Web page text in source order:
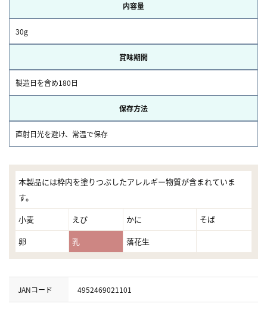
内容量
30g
賞味期間
製造日を含め180日
保存方法
直射日光を避け、常温で保存
本製品には枠内を塗りつぶしたアレルギー物質が含まれていま
す。
小麦
えび かに
そば
卵
乳 落花生
JANコード 4952469021101